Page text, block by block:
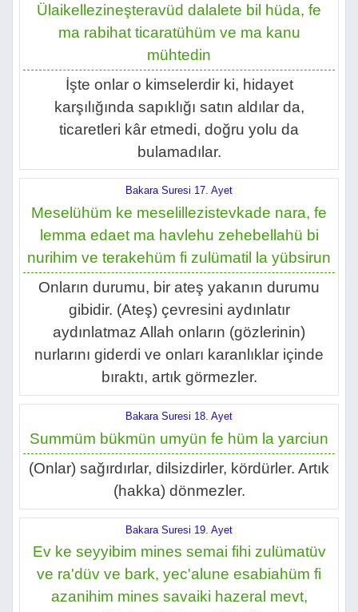
Ülaikellezineşteravüd dalalete bil hüda, fe
ma rabihat ticaratühüm ve ma kanu
mühtedin
İşte onlar o kimselerdir ki, hidayet
karşılığında sapıklığı satın aldılar da,
ticaretleri kâr etmedi, doğru yolu da
bulamadılar.
Bakara Suresi 17. Ayet
Meselühüm ke meselillezistevkade nara, fe
lemma edaet ma havlehu zehebellahü bi
nurihim ve terakehüm fi zulümatil la yübsirun
Onların durumu, bir ateş yakanın durumu
gibidir. (Ateş) çevresini aydınlatır
aydınlatmaz Allah onların (gözlerinin)
nurlarını giderdi ve onları karanlıklar içinde
bıraktı, artık görmezler.
Bakara Suresi 18. Ayet
Summüm bükmün umyün fe hüm la yarciun
(Onlar) sağırdırlar, dilsizdirler, kördürler. Artık
(hakka) dönmezler.
Bakara Suresi 19. Ayet
Ev ke seyyibim mines semai fihi zulümatüv
ve ra'düv ve bark, yec'alune esabiahüm fi
azanihim mines savaiki hazeral mevt,